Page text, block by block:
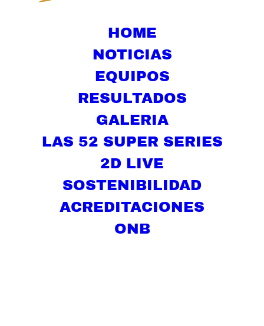
HOME
NOTICIAS
EQUIPOS
RESULTADOS
GALERIA
LAS 52 SUPER SERIES
2D LIVE
SOSTENIBILIDAD
ACREDITACIONES
ONB